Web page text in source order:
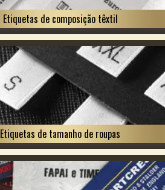
Etiquetas de composição têxtil
Etiquetas de tamanho de roupas